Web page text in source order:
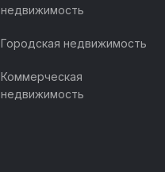
недвижимость
Городская недвижимость
Коммерческая
недвижимость